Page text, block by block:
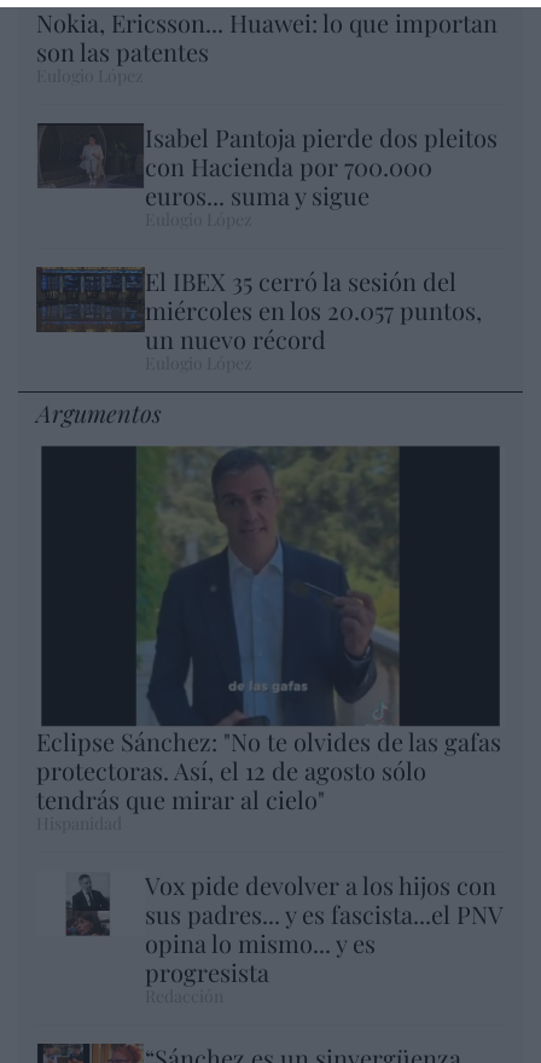
Nokia, Ericsson... Huawei: lo que importan
son las patentes
Isabel Pantoja pierde dos pleitos
con Hacienda por 700.000
euros... suma y sigue
El IBEX 35 cerró la sesión del
miércoles en los 20.057 puntos,
un nuevo récord
Argumentos
Eclipse Sánchez: "No te olvides de las gafas
protectoras. Así, el 12 de agosto sólo
tendrás que mirar al cielo"
Vox pide devolver a los hijos con
sus padres... y es fascista...el PNV
opina lo mismo... y es
progresista